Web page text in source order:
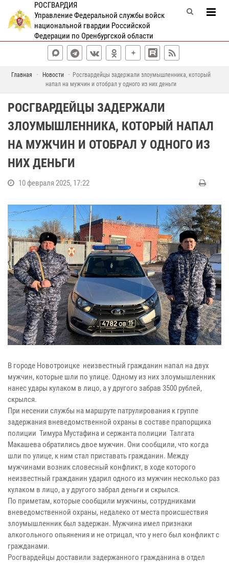
РОСГВАРДИЯ
Управление Федеральной службы войск
национальной гвардии Российской
Федерации по Оренбургской области
Главная Новости
Росгвардейцы задержали злоумышленника, который
напал на мужчин и отобрал у одного из них деньги
РОСГВАРДЕЙЦЫ ЗАДЕРЖАЛИ
ЗЛОУМЫШЛЕННИКА, КОТОРЫЙ НАПАЛ
НА МУЖЧИН И ОТОБРАЛ У ОДНОГО ИЗ
НИХ ДЕНЬГИ
10 февраля 2025, 17:22
В городе Новотроицке неизвестный гражданин напал на двух
мужчин, которые шли по улице. Одному из них злоумышленник
нанес удары кулаком в лицо, а у другого забрав 3500 рублей,
скрылся.
При несении службы на маршруте патрулирования к группе
задержания вневедомственной охраны в составе прапорщика
полиции Тимура Мустафина и сержанта полиции Талгата
Макашева обратились двое мужчин. Они сообщили, что когда
шли по улице, к ним стал приставать гражданин. Между
мужчинами возник словесный конфликт, в ходе которого
неизвестный гражданин ударил одного из мужчин несколько раз
кулаком в лицо, а у другого забрал деньги и скрылся.
По приметам, которые сообщили мужчины, сотрудниками
вневедомственной охраны, недалеко от места происшествия
злоумышленник был задержан. Мужчина имел признаки
алкогольного опьянения и не отрицал, что у него был конфликт с
гражданами.
Росгвардейцы доставили задержанного гражданина в отдел